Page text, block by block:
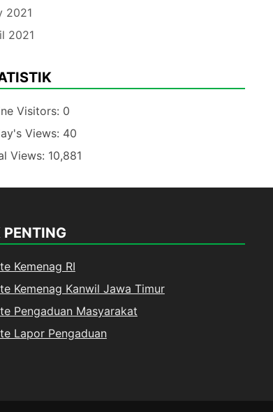
2021
2021
Visitors: 0
Views: 40
Views: 10,881
PENTING
Kemenag RI
Kemenag Kanwil Jawa Timur
Pengaduan Masyarakat
Lapor Pengaduan